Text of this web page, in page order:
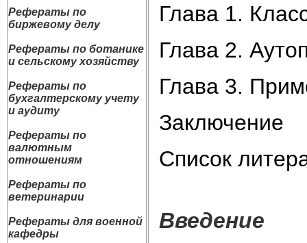
Рефераты по
биржевому делу
Рефераты по ботанике
и сельскому хозяйству
Рефераты по
бухгалтерскому учету
и аудиту
Рефераты по
валютным
отношениям
Рефераты по
ветеринарии
Рефераты для военной
кафедры
Глава 1.
Глава 2.
Глава 3.
Заключение
Список
Введение